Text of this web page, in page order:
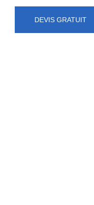
DEVIS GRATUIT